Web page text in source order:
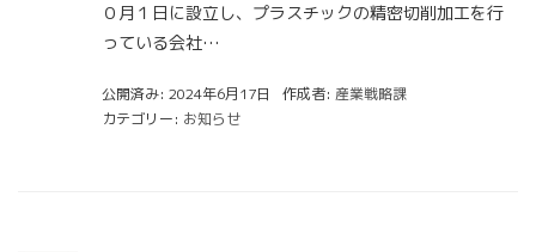
０月１日に設立し、プラスチックの精密切削加工を行
っている会社…
公開済み: 2024年6月17日 作成者: 産業戦略課
カテゴリー: お知らせ